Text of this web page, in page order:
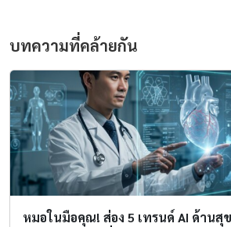
บทความที่คล้ายกัน
หมอในมือคุณ! ส่อง 5 เทรนด์ AI ด้าน